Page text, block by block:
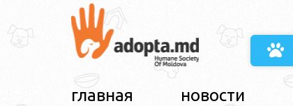
главная новости